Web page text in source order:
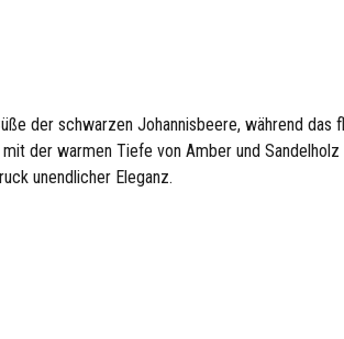
der schwarzen Johannisbeere, während das
der warmen Tiefe von Amber und Sandelholz
unendlicher Eleganz.